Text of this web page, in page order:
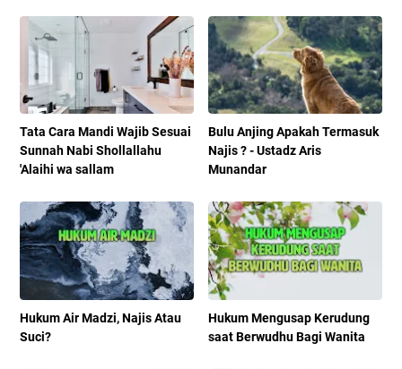
Tata Cara Mandi Wajib Sesuai
Sunnah Nabi Shollallahu
'Alaihi wa sallam
Bulu Anjing Apakah Termasuk
Najis ? - Ustadz Aris
Munandar
Hukum Air Madzi, Najis Atau
Suci?
Hukum Mengusap Kerudung
saat Berwudhu Bagi Wanita